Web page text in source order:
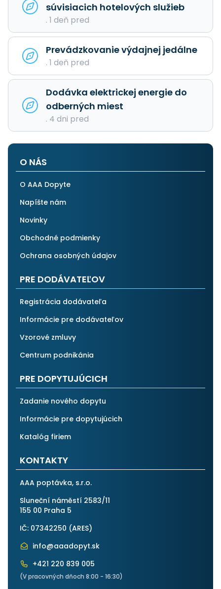
súvisiacich hotelových služieb
. 1 deň pred
Prevádzkovanie výdajnej jedálne
. 1 deň pred
Dodávka elektrickej energie do
odberných miest
. 4 dni pred
O NÁS
O AAA Dopyte
Napíšte nám
Novinky
Obchodné podmienky
Ochrana osobných údajov
PRE DODÁVATEĽOV
Registrácia dodávateľa
Informácie pre dodávateľov
Vzorové zmluvy
Centrum podnikánia
PRE DOPYTUJÚCICH
Zadanie nového dopytu
Informácie pre dopytujúcich
Katalóg firiem
KONTAKTY
AAA poptávka, s.r.o.
Sluneční náměstí 2583/11
155 00 Praha 5
IČ: 07342250 (ARES)
info@aaadopyt.sk
+421 220 839 005
(V pracovných dňoch 8:00 - 16:30)